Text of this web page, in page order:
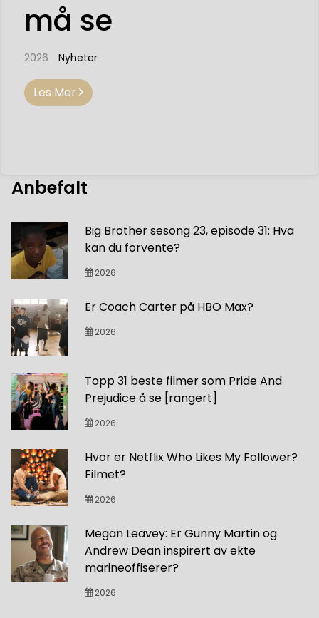
må se
2026 Nyheter
Les Mer
Anbefalt
Big Brother sesong 23, episode 31: Hva
kan du forvente?
2026
Er Coach Carter på HBO Max?
2026
Topp 31 beste filmer som Pride And
Prejudice å se [rangert]
2026
Hvor er Netflix Who Likes My Follower?
Filmet?
2026
Megan Leavey: Er Gunny Martin og
Andrew Dean inspirert av ekte
marineoffiserer?
2026